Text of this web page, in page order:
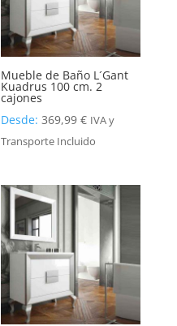
Mueble de Baño L´Gant
Kuadrus 100 cm. 2
cajones
Desde:369,99€ IVA y
Transporte Incluido